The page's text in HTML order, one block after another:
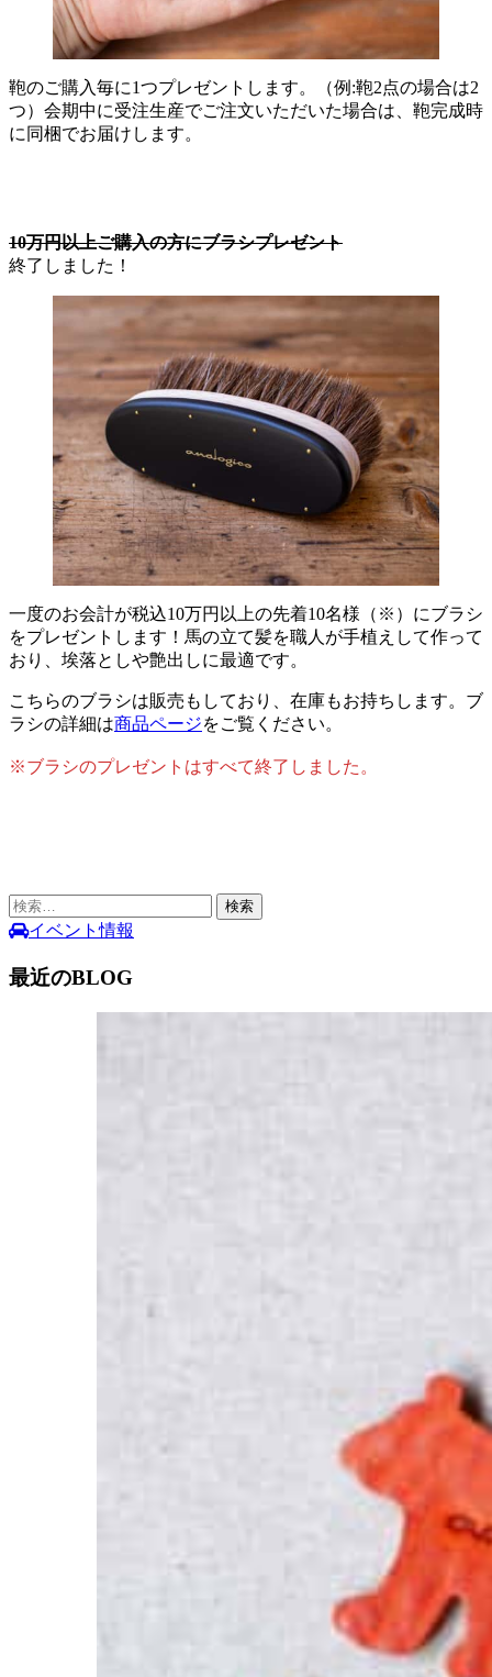
鞄のご購入毎に1つプレゼントします。（例:鞄2点の場合は2
つ）会期中に受注生産でご注文いただいた場合は、鞄完成時
に同梱でお届けします。
10万円以上ご購入の方にブラシプレゼント
終了しました！
一度のお会計が税込10万円以上の先着10名様（※）にブラシ
をプレゼントします！馬の立て髪を職人が手植えして作って
おり、埃落としや艶出しに最適です。
こちらのブラシは販売もしており、在庫もお持ちします。ブ
ラシの詳細は商品ページをご覧ください。
※ブラシのプレゼントはすべて終了しました。
検
索:イベント情報
最近のBLOG